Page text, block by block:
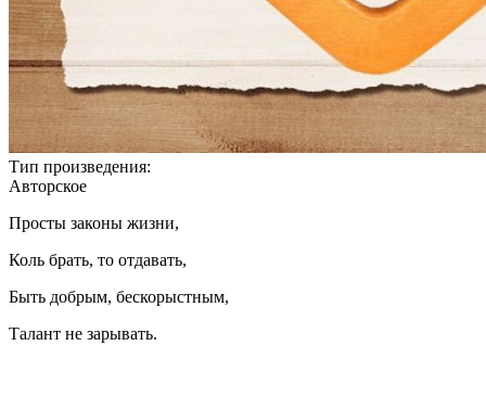
Тип произведения:
Авторское
Просты законы жизни,
Коль брать, то отдавать,
Быть добрым, бескорыстным,
Талант не зарывать.